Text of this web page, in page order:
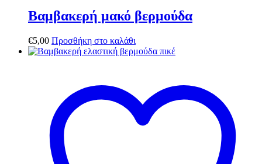
Βαμβακερή μακό βερμούδα
€5,00 Προσθήκη στο καλάθι